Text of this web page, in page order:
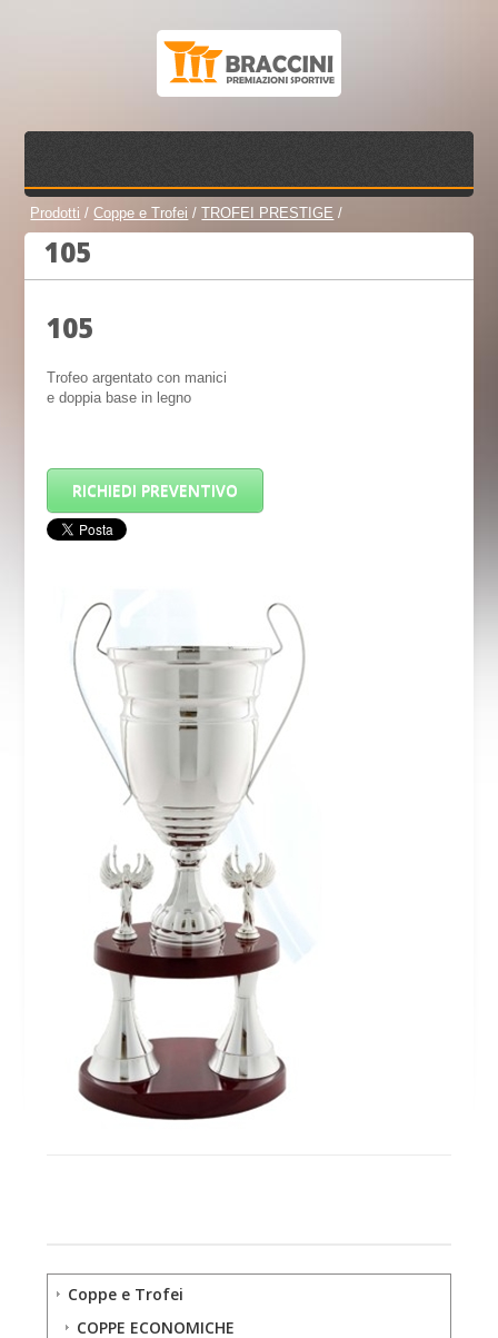
Prodotti /Coppe e Trofei /TROFEI PRESTIGE /
105
105
Trofeo argentato con manici
e doppia base in legno
RICHIEDI PREVENTIVO
Coppe e Trofei
COPPE ECONOMICHE